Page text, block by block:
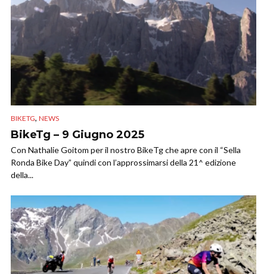
BIKETG, NEWS
BikeTg – 9 Giugno 2025
Con Nathalie Goitom per il nostro BikeTg che apre con il “Sella
Ronda Bike Day” quindi con l’approssimarsi della 21^ edizione
della...